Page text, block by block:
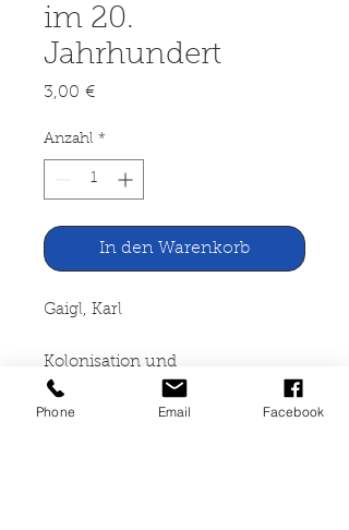
im 20.
Jahrhundert
3,00 €Preis
Anzahl *
In den Warenkorb
Gaigl, Karl
Kolonisation und
Entkolonisierung im 20.
Jahrhundert
Phone Email Facebook